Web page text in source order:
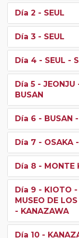
Día 2 - SEUL
Día 3 - SEUL
Día 4 - SEUL -
Día 5 - JEONJU
BUSAN
Día 6 - BUSAN
Día 7 - OSAKA
Día 8 - MONTE
Día 9 - KIOTO -
MUSEO DE
- KANAZAWA
Día 10 -